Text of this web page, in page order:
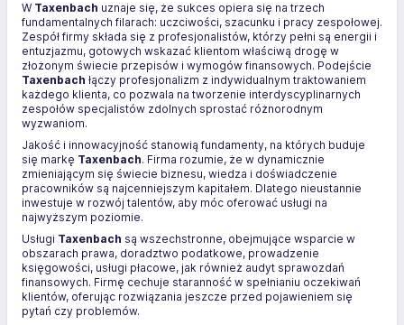
W Taxenbach uznaje się, że sukces opiera się na trzech
fundamentalnych filarach: uczciwości, szacunku i pracy zespołowej.
Zespół firmy składa się z profesjonalistów, którzy pełni są energii i
entuzjazmu, gotowych wskazać klientom właściwą drogę w
złożonym świecie przepisów i wymogów finansowych. Podejście
Taxenbach łączy profesjonalizm z indywidualnym traktowaniem
każdego klienta, co pozwala na tworzenie interdyscyplinarnych
zespołów specjalistów zdolnych sprostać różnorodnym
wyzwaniom.
Jakość i innowacyjność stanowią fundamenty, na których buduje
się markę Taxenbach. Firma rozumie, że w dynamicznie
zmieniającym się świecie biznesu, wiedza i doświadczenie
pracowników są najcenniejszym kapitałem. Dlatego nieustannie
inwestuje w rozwój talentów, aby móc oferować usługi na
najwyższym poziomie.
Usługi Taxenbach są wszechstronne, obejmujące wsparcie w
obszarach prawa, doradztwo podatkowe, prowadzenie
księgowości, usługi płacowe, jak również audyt sprawozdań
finansowych. Firmę cechuje staranność w spełnianiu oczekiwań
klientów, oferując rozwiązania jeszcze przed pojawieniem się
pytań czy problemów.